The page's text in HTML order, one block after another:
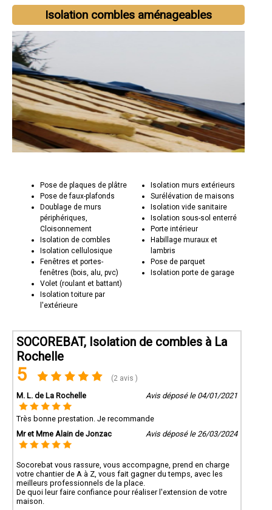
Isolation combles aménageables
Pose de plaques de plâtre
Pose de faux-plafonds
Doublage de murs
périphériques,
Cloisonnement
Isolation de combles
Isolation cellulosique
Fenêtres et portes-
fenêtres (bois, alu, pvc)
Volet (roulant et battant)
Isolation toiture par
l'extérieure
Isolation murs extérieurs
Surélévation de maisons
Isolation vide sanitaire
Isolation sous-sol enterré
Porte intérieur
Habillage muraux et
lambris
Pose de parquet
Isolation porte de garage
SOCOREBAT, Isolation de combles à La
Rochelle
5 (2 avis )
M. L. de La Rochelle Avis déposé le 04/01/2021
Très bonne prestation. Je recommande
Mr et Mme Alain de Jonzac
Avis déposé le 26/03/2024
Socorebat vous rassure, vous accompagne, prend en charge
votre chantier de A à Z, vous fait gagner du temps, avec les
meilleurs professionnels de la place.
De quoi leur faire confiance pour réaliser l'extension de votre
maison.